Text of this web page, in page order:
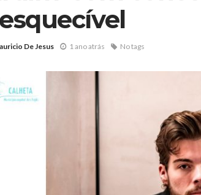
De Jesus 1 ano atrás No tags